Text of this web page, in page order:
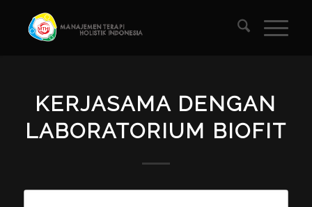
KERJASAMA DENGAN
LABORATORIUM BIOFIT